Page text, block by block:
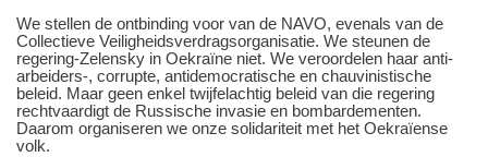
We stellen de ontbinding voor van de NAVO, evenals van de
Collectieve Veiligheidsverdragsorganisatie. We steunen de
regering-Zelensky in Oekraïne niet. We veroordelen haar anti-
arbeiders-, corrupte, antidemocratische en chauvinistische
beleid. Maar geen enkel twijfelachtig beleid van die regering
rechtvaardigt de Russische invasie en bombardementen.
Daarom organiseren we onze solidariteit met het Oekraïense
volk.